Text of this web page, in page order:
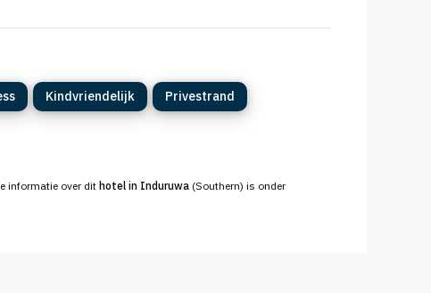
Kindvriendelijk Privestrand
informatie over dit hotel in Induruwa (Southern) is onder